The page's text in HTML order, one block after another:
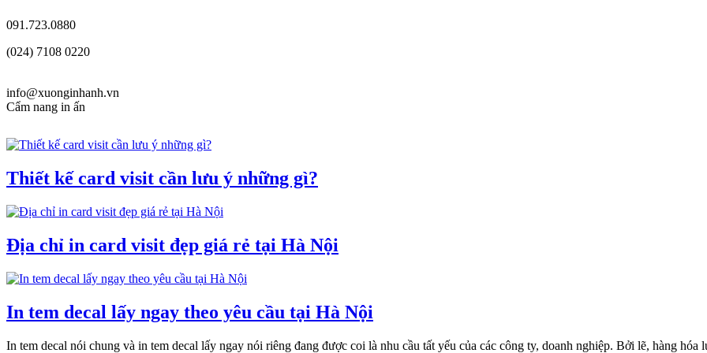
091.723.0880
(024) 7108 0220
info@xuonginhanh.vn
Cẩm nang in ấn
Thiết kế card visit cần lưu ý những gì?
Địa chỉ in card visit đẹp giá rẻ tại Hà Nội
In tem decal lấy ngay theo yêu cầu tại Hà Nội
In tem decal nói chung và in tem decal lấy ngay nói riêng đang được coi là nhu cầu tất yếu của các công ty, doanh nghiệp. Bởi lẽ, hàng hóa